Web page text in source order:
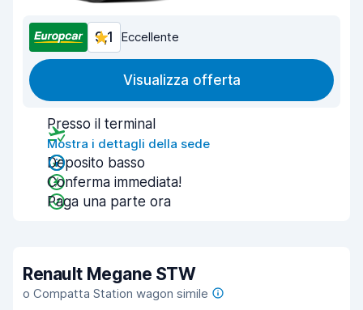
9,1 Eccellente
Visualizza offerta
Presso il terminal
Mostra i dettagli della sede
Deposito basso
Conferma immediata!
Paga una parte ora
Renault Megane STW
o Compatta Station wagon simile